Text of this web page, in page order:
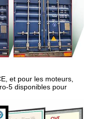
et pour les moteurs,
5 disponibles pour